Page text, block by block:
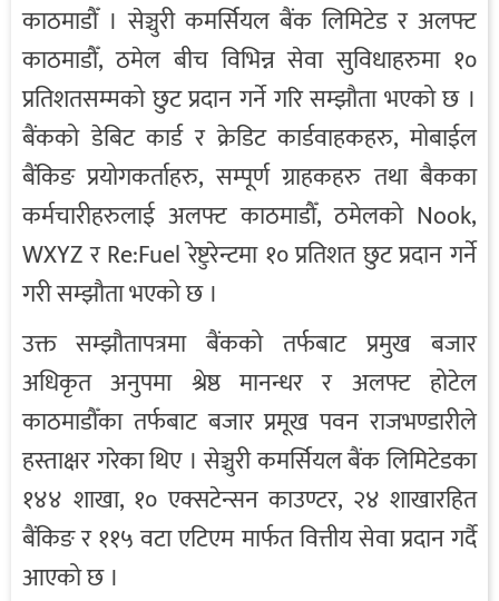
काठमाडौँ । सेञ्चुरी कमर्सियल बैंक लिमिटेड र अलफ्ट
काठमाडौँ, ठमेल बीच विभिन्न सेवा सुविधाहरुमा १०
प्रतिशतसम्मको छुट प्रदान गर्ने गरि सम्झौता भएको छ ।
बैंकको डेबिट कार्ड र क्रेडिट कार्डवाहकहरु, मोबाईल
बैंकिङ प्रयोगकर्ताहरु, सम्पूर्ण ग्राहकहरु तथा बैकका
कर्मचारीहरुलाई अलफ्ट काठमाडौँ, ठमेलको Nook,
WXYZ र Re:Fuel रेष्टुरेन्टमा १० प्रतिशत छुट प्रदान गर्ने
गरी सम्झौता भएको छ ।
उक्त सम्झौतापत्रमा बैंकको तर्फबाट प्रमुख बजार
अधिकृत अनुपमा श्रेष्ठ मानन्धर र अलफ्ट होटेल
काठमाडौँका तर्फबाट बजार प्रमूख पवन राजभण्डारीले
हस्ताक्षर गरेका थिए । सेञ्चुरी कमर्सियल बैंक लिमिटेडका
१४४ शाखा, १० एक्सटेन्सन काउण्टर, २४ शाखारहित
बैंकिङ र ११५ वटा एटिएम मार्फत वित्तीय सेवा प्रदान गर्दै
आएको छ ।